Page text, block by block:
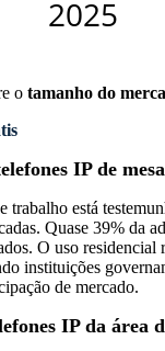
o tamanho do
IP de mesa
trabalho está
Quase 39% da
O uso
instituições
de mercado.
IP da área